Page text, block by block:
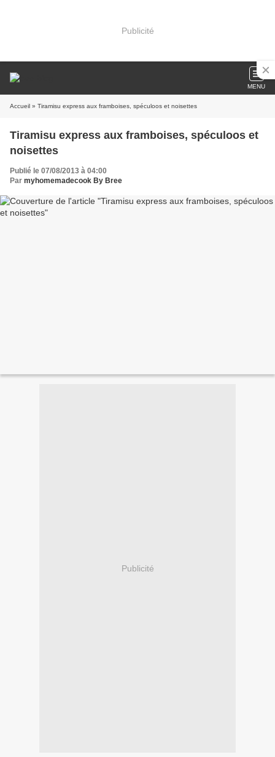
Publicité
MENU
Accueil » Tiramisu express aux framboises, spéculoos et noisettes
Tiramisu express aux framboises, spéculoos et
noisettes
Publié le 07/08/2013 à 04:00
Par myhomemadecook By Bree
Publicité